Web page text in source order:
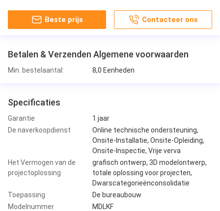
Beste prijs Contacteer ons
Betalen & Verzenden Algemene voorwaarden
Min. bestelaantal: 8,0 Eenheden
Specificaties
Garantie
1 jaar
De naverkoopdienst
Online technische ondersteuning,
Onsite-Installatie, Onsite-Opleiding,
Onsite-Inspectie, Vrije verva
Het Vermogen van de
projectoplossing
grafisch ontwerp, 3D modelontwerp,
totale oplossing voor projecten,
Dwarscategorieënconsolidatie
Toepassing
De bureaubouw
Modelnummer
MDLKF